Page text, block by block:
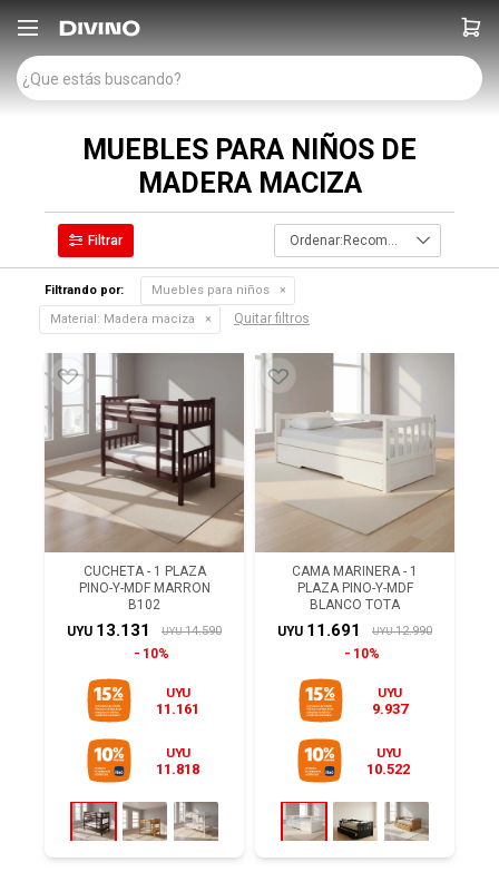

MUEBLES PARA NIÑOS DE
MADERA MACIZA
Recomendados
Filtrando por:
Muebles para niños
Material: Madera maciza Quitar filtros
CUCHETA - 1 PLAZA
PINO-Y-MDF MARRON
B102
UYU 13.131 UYU 14.590
10%
UYU
11.161
UYU
11.818
CAMA MARINERA - 1
PLAZA PINO-Y-MDF
BLANCO TOTA
UYU 11.691 UYU 12.990
10%
UYU
9.937
UYU
10.522